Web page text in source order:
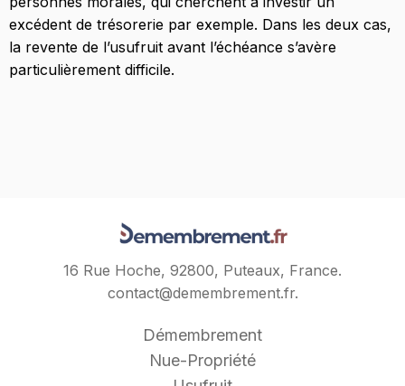
excédent de trésorerie par exemple. Dans les deux cas,
la revente de l’usufruit avant l’échéance s’avère
particulièrement difficile.
16 Rue Hoche, 92800, Puteaux, France.
contact@demembrement.fr.
Démembrement
Nue-Propriété